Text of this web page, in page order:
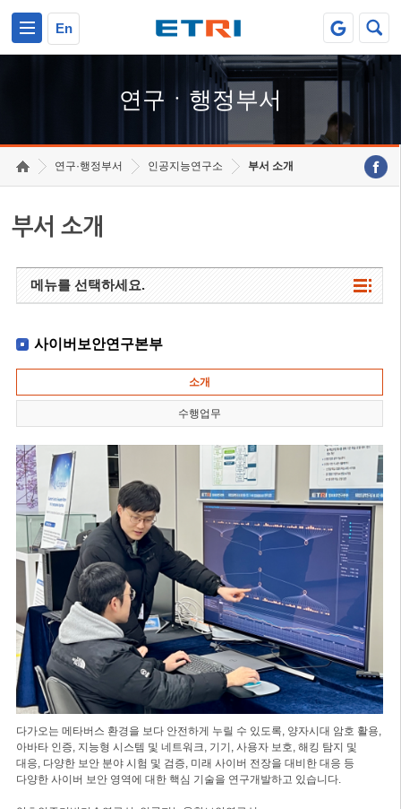
En
연구ㆍ행정부서
연구·행정부서 인공지능연구소 부서 소개
부서 소개
메뉴를 선택하세요.
사이버보안연구본부
소개
수행업무
다가오는 메타버스 환경을 보다 안전하게 누릴 수 있도록, 양자시대 암호 활용,
아바타 인증, 지능형 시스템 및 네트워크, 기기, 사용자 보호, 해킹 탐지 및
대응, 다양한 보안 분야 시험 및 검증, 미래 사이버 전장을 대비한 대응 등
다양한 사이버 보안 영역에 대한 핵심 기술을 연구개발하고 있습니다.